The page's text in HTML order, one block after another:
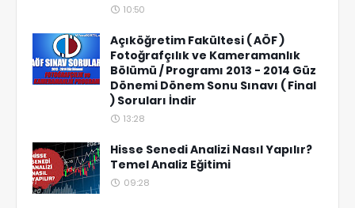
10:50
Açıköğretim Fakültesi ( AÖF )
Fotoğrafçılık ve Kameramanlık
Bölümü / Programı 2013 - 2014 Güz
Dönemi Dönem Sonu Sınavı ( Final
) Soruları İndir
13:28
Hisse Senedi Analizi Nasıl Yapılır?
Temel Analiz Eğitimi
09:28